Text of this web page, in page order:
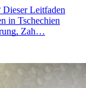
Dieser Leitfaden
in Tschechien
Zah…